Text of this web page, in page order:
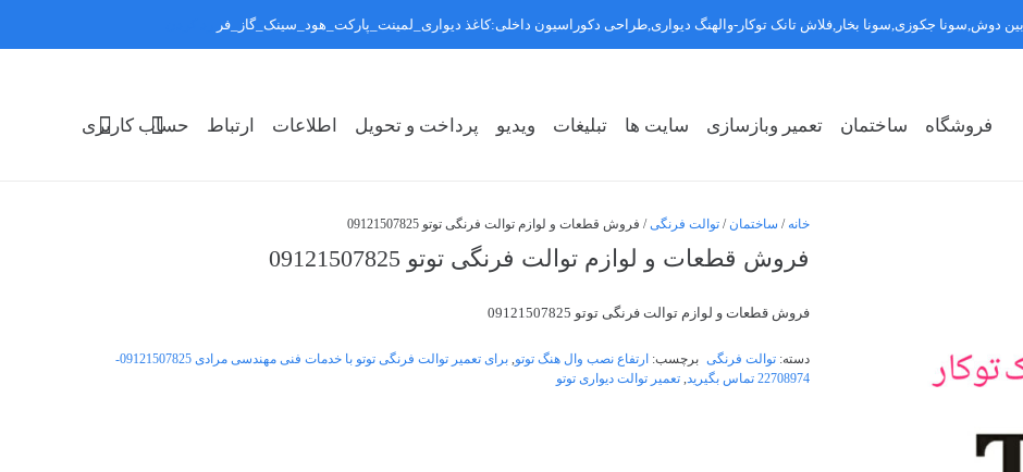
فروشگاه ساختمان تعمیر وبازسازی سایت ها تبلیغات ویدیو پرداخت و تحویل اطلاعات ارتباط حساب کاربری
خانه / ساختمان/ توالت فرنگی/ فروش قطعات و لوازم توالت فرنگی توتو 09121507825
فروش قطعات و لوازم توالت فرنگی توتو 09121507825
فروش قطعات و لوازم توالت فرنگی توتو 09121507825
دسته: توالت فرنگی برچسب: ارتفاع نصب وال هنگ توتو,
برای تعمیر توالت فرنگی توتو با خدمات فنی مهندسی مرادی 09121507825-
22708974 تماس بگیرید
, تعمیر توالت دیواری توتو
دوش,سونا جکوزی,سونا بخار,فلاش تانک توکار-والهنگ دیواری,طراحی دکوراسیون داخلی:کاغذ دیواری_لمینت_پارکت_هود_سینک_گاز_فر